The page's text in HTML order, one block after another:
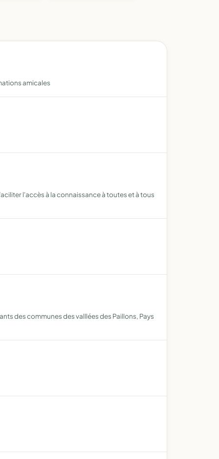
amicales
l'accès à la connaissance à toutes et à tous
des communes des valllées des Paillons, Pays